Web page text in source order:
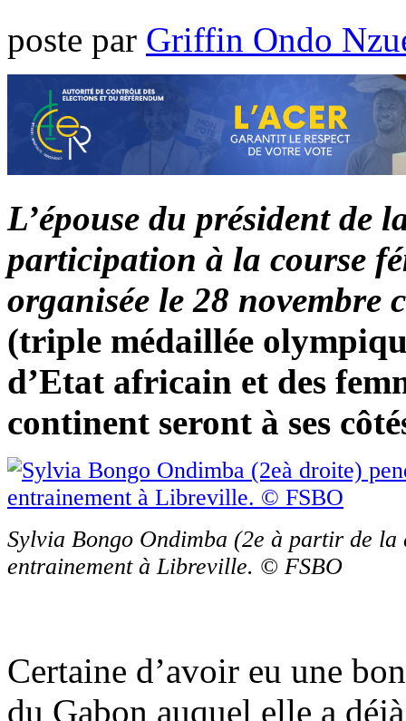
poste par Griffin Ondo
L’épouse du président de
participation à la course
organisée le 28 novembre
(triple médaillée
d’Etat africain et des
continent seront à ses
Sylvia Bongo Ondimba (2e à partir de la
entrainement à Libreville. © FSBO
Certaine d’avoir eu une
du Gabon auquel elle a